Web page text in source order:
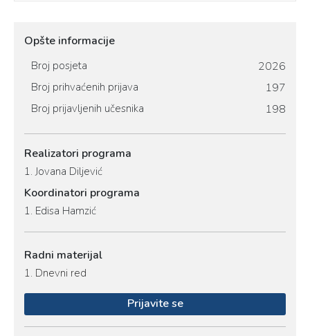
Opšte informacije
Broj posjeta 2026
Broj prihvaćenih prijava 197
Broj prijavljenih učesnika 198
Realizatori programa
1. Jovana Diljević
Koordinatori programa
1. Edisa Hamzić
Radni materijal
1. Dnevni red
Prijavite se